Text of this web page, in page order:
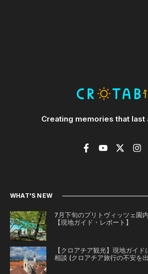
Creating memories that last
WHAT'S NEW
7月下旬のプリトヴィッツェ園
【現地ガイド・レポート】
【クロアチア観光】現地ガイ
相談 (クロアチア旅行の不安を